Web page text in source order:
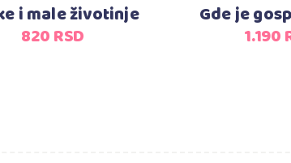
i male životinje
820RSD
Gde je
1.190